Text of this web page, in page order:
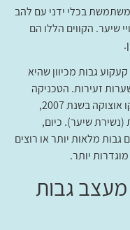
בכלי ידני עם להב
שיער. הקווים הללו הם
גבות מכיוון שהיא
זעירות. הטכניקה
פותחה על ידי רופא העור היפני דר' קאנאקו אוצוקה בשנת 2007,
שיער). כיום,
גבות מלאות יותר או רוצים
יותר.
מעצב גבות